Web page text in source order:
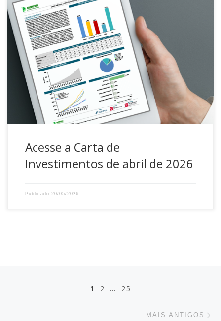
A DATUSPREV publica mensalmente no site a Carta de
Investimentos para acompanhamento do retorno do seu
Plano de Benefícios. No documento é possível consultar o
histórico de rentabilidade, comparativo com indicadores,
distribuição por segmento e evolução patrimonial. Além de
comentários sobre o cenário econômico brasileiro e
internacional. Para acessar, no […]
Acesse a Carta de
Investimentos de abril de 2026
Publicado 20/05/2026
Posts navigation
1 2 … 25
MAIS ANTIGOS